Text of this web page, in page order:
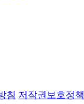
침 저작권보호정책